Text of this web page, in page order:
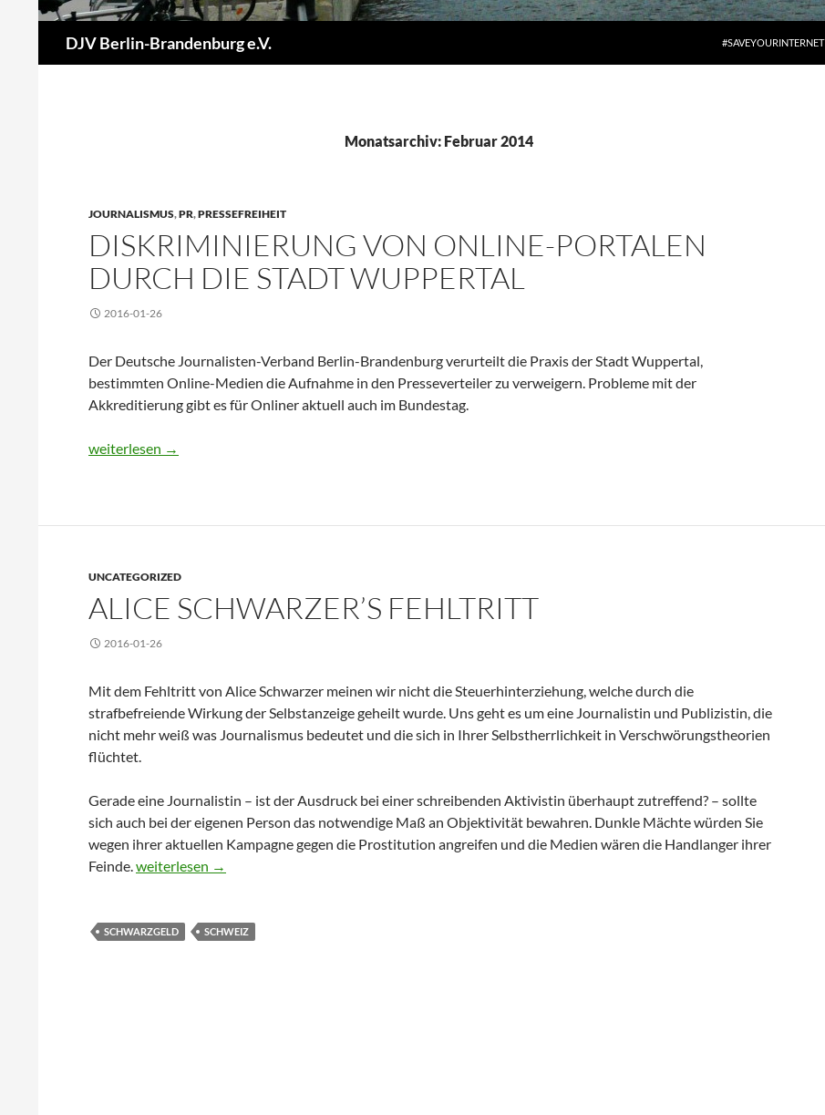
DJV Berlin-Brandenburg e.V. #SAVEYOURINTERNET
Monatsarchiv: Februar 2014
JOURNALISMUS,PR,PRESSEFREIHEIT
DISKRIMINIERUNG VON ONLINE-PORTALEN
DURCH DIE STADT WUPPERTAL
2016-01-26
Der Deutsche Journalisten-Verband Berlin-Brandenburg verurteilt die Praxis der Stadt Wuppertal,
bestimmten Online-Medien die Aufnahme in den Presseverteiler zu verweigern. Probleme mit der
Akkreditierung gibt es für Onliner aktuell auch im Bundestag.
Diskriminierung von Online-Portalen durch die Stadt Wuppertal
weiterlesen →
UNCATEGORIZED
ALICE SCHWARZER’S FEHLTRITT
2016-01-26
Mit dem Fehltritt von Alice Schwarzer meinen wir nicht die Steuerhinterziehung, welche durch die
strafbefreiende Wirkung der Selbstanzeige geheilt wurde. Uns geht es um eine Journalistin und Publizistin, die
nicht mehr weiß was Journalismus bedeutet und die sich in Ihrer Selbstherrlichkeit in Verschwörungstheorien
flüchtet.
Gerade eine Journalistin – ist der Ausdruck bei einer schreibenden Aktivistin überhaupt zutreffend? – sollte
sich auch bei der eigenen Person das notwendige Maß an Objektivität bewahren. Dunkle Mächte würden Sie
wegen ihrer aktuellen Kampagne gegen die Prostitution angreifen und die Medien wären die Handlanger ihrer
Feinde.Alice Schwarzer’s Fehltritt
weiterlesen →
SCHWARZGELD SCHWEIZ